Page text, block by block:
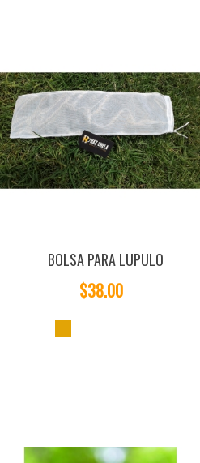
BOLSA PARA LUPULO
$38.00